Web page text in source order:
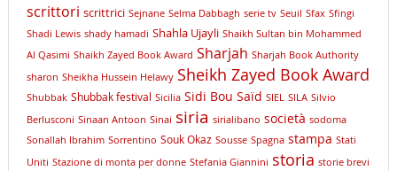
scrittori scrittrici Sejnane Selma Dabbagh serie tv Seuil Sfax Sfingi
Shadi Lewis shady hamadi Shahla Ujayli Shaikh Sultan bin Mohammed
Al Qasimi Shaikh Zayed Book Award Sharjah Sharjah Book Authority
sharon Sheikha Hussein Helawy Sheikh Zayed Book Award
Shubbak Shubbak festival Sicilia Sidi Bou Saïd SIEL SILA Silvio
Berlusconi Sinaan Antoon Sinai siria sirialibano società sodoma
Sonallah Ibrahim Sorrentino Souk Okaz Sousse Spagna stampa Stati
Uniti Stazione di monta per donne Stefania Giannini storia storie brevi